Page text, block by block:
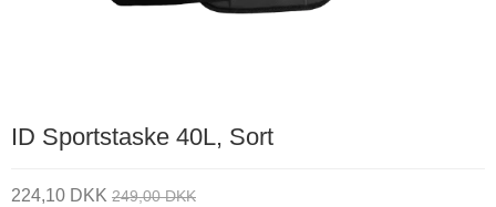
ID Sportstaske 40L, Sort
224,10 DKK 249,00 DKK